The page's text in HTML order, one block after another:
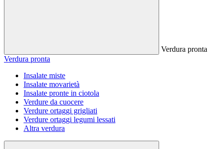
Verdura pronta
Verdura pronta
Insalate miste
Insalate movarietà
Insalate pronte in ciotola
Verdure da cuocere
Verdure ortaggi grigliati
Verdure ortaggi legumi lessati
Altra verdura